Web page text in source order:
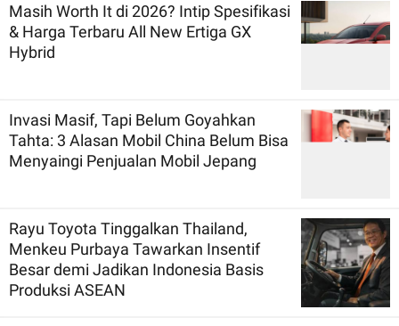
Masih Worth It di 2026? Intip Spesifikasi
& Harga Terbaru All New Ertiga GX
Hybrid
Invasi Masif, Tapi Belum Goyahkan
Tahta: 3 Alasan Mobil China Belum Bisa
Menyaingi Penjualan Mobil Jepang
Rayu Toyota Tinggalkan Thailand,
Menkeu Purbaya Tawarkan Insentif
Besar demi Jadikan Indonesia Basis
Produksi ASEAN